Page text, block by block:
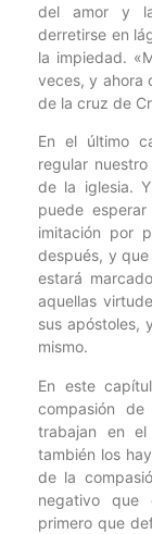
del amor y
derretirse en
la impiedad.
veces, y ahora
de la cruz de
En el último
regular
de la iglesia.
puede
imitación por
después, y
estará
aquellas
sus apóstoles,
mismo.
En este
compasión
trabajan en el
también los
de la
negativo que
primero que